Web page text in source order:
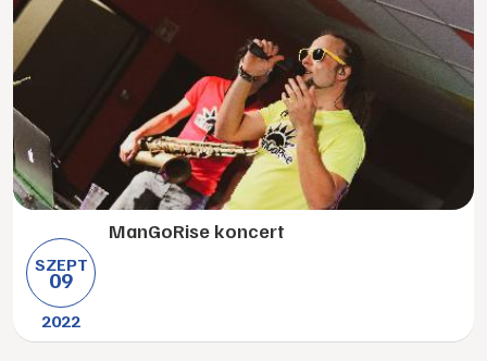
SZEPT
09
2022
ManGoRise koncert